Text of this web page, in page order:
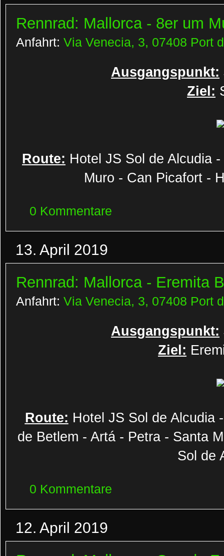
Rennrad: Mallorca - 8er um
Anfahrt: Via Venecia, 3, 07408 Port
Ausgangspunkt:
Ziel:
Route: Hotel JS Sol de Alcudia
Muro - Can Picafort -
0 Kommentare
13. April 2019
Rennrad: Mallorca - Eremita
Anfahrt: Via Venecia, 3, 07408 Port
Ausgangspunkt:
Ziel:
Route: Hotel JS Sol de Alcudia
de Betlem - Artá - Petra - Santa
Sol de
0 Kommentare
12. April 2019